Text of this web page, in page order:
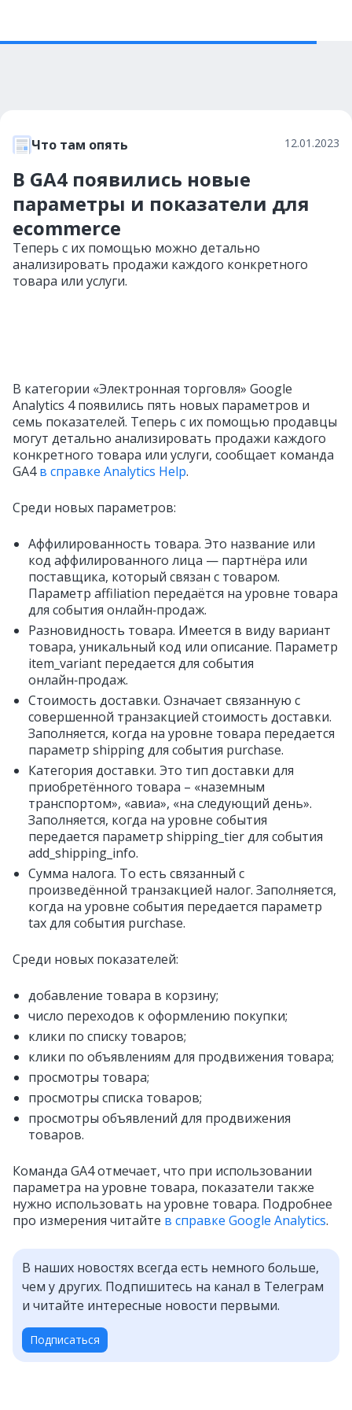
Что там опять 12.01.2023
В GA4 появились новые
параметры и показатели для
ecommerce
Теперь с их помощью можно детально
анализировать продажи каждого конкретного
товара или услуги.
В категории «Электронная торговля» Google
Analytics 4 появились пять новых параметров и
семь показателей. Теперь с их помощью продавцы
могут детально анализировать продажи каждого
конкретного товара или услуги, сообщает команда
GA4в справке Analytics Help.
Среди новых параметров:
Аффилированность товара. Это название или
код аффилированного лица — партнёра или
поставщика, который связан с товаром.
Параметр affiliation передаётся на уровне товара
для события онлайн‑продаж.
Разновидность товара. Имеется в виду вариант
товара, уникальный код или описание. Параметр
item_variant передается для события
онлайн‑продаж.
Стоимость доставки. Означает связанную с
совершенной транзакцией стоимость доставки.
Заполняется, когда на уровне товара передается
параметр shipping для события purchase.
Категория доставки. Это тип доставки для
приобретённого товара – «наземным
транспортом», «авиа», «на следующий день».
Заполняется, когда на уровне события
передается параметр shipping_tier для события
add_shipping_info.
Сумма налога. То есть связанный с
произведённой транзакцией налог. Заполняется,
когда на уровне события передается параметр
tax для события purchase.
Среди новых показателей:
добавление товара в корзину;
число переходов к оформлению покупки;
клики по списку товаров;
клики по объявлениям для продвижения товара;
просмотры товара;
просмотры списка товаров;
просмотры объявлений для продвижения
товаров.
Команда GA4 отмечает, что при использовании
параметра на уровне товара, показатели также
нужно использовать на уровне товара. Подробнее
про измерения читайте в справке Google Analytics.
В наших новостях всегда есть немного больше,
чем у других. Подпишитесь на канал в Телеграм
и читайте интересные новости первыми.
Подписаться